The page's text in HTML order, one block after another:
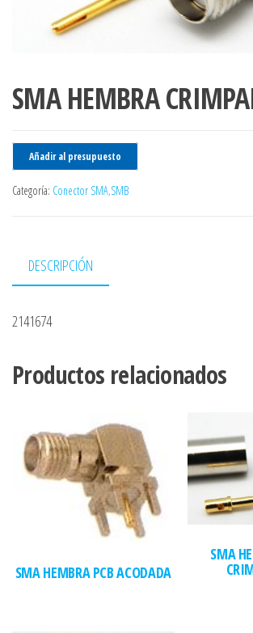
SMA HEMBRA
Añadir al presupuesto
Categoría: Conector SMA,SMB
DESCRIPCIÓN
2141674
Productos relacionados
SMA HEMBRA PCB ACODADA
SMA